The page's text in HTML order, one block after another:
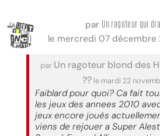
par Un ragoteur qui
le mercredi 07
par Un ragoteur blond des
?? le mardi 22
Faiblard pour quoi? Ca fait
les jeux des annees 2010
jeux encore joués
viens de rejouer a Super